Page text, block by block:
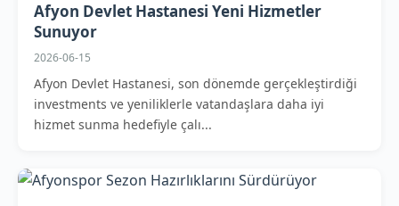
Afyon Devlet Hastanesi Yeni Hizmetler
Sunuyor
2026-06-15
Afyon Devlet Hastanesi, son dönemde gerçekleştirdiği
investments ve yeniliklerle vatandaşlara daha iyi
hizmet sunma hedefiyle çalı...